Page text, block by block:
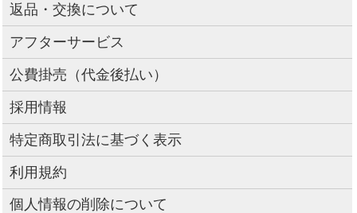
返品・交換について
アフターサービス
公費掛売（代金後払い）
採用情報
特定商取引法に基づく表示
利用規約
個人情報の削除について